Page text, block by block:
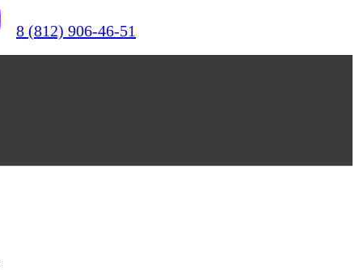
8 (812) 906-46-51